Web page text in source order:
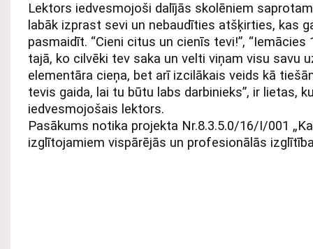
Lektors iedvesmojoši dalījās skolēniem
labāk izprast sevi un nebaudīties atšķirties, kas
pasmaidīt. “Cieni citus un cienīs tevi!”, “Iemācies
tajā, ko cilvēki tev saka un velti viņam visu savu
elementāra cieņa, bet arī izcilākais veids kā
tevis gaida, lai tu būtu labs darbinieks”, ir lietas,
iedvesmojošais lektors.
Pasākums notika projekta Nr.8.3.5.0/16/I/001
izglītojamiem vispārējās un profesionālās